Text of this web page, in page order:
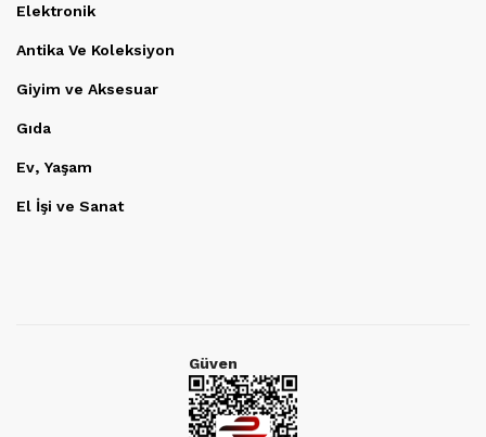
Elektronik
Antika Ve Koleksiyon
Giyim ve Aksesuar
Gıda
Ev, Yaşam
El İşi ve Sanat
Güven